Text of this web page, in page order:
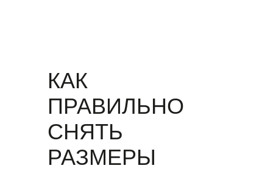
КАК
ПРАВИЛЬНО
СНЯТЬ
РАЗМЕРЫ